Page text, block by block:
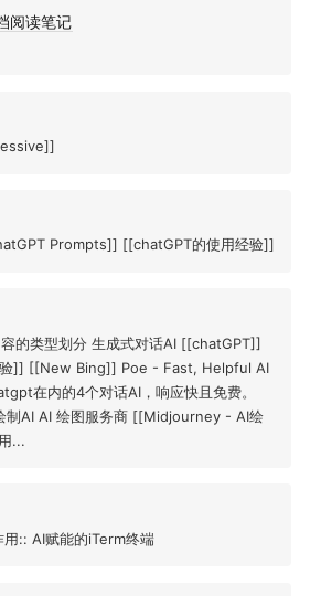
阅读笔记
Prompts]] [[chatGPT的使用经验]]
的类型划分 生成式对话AI [[chatGPT]]
]] [[New Bing]] Poe - Fast, Helpful AI
在内的4个对话AI，响应快且免费。
制AI AI 绘图服务商 [[Midjourney - AI绘
...
:: AI赋能的iTerm终端